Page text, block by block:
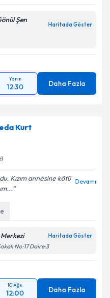
Şen
Haritada Göster
Yarın
12:30 Daha Fazla
Kurt
Kızım annesine kötü Devamı
Merkezi Haritada Göster
No:17 Daire:3
10 Ağu
12:00 Daha Fazla